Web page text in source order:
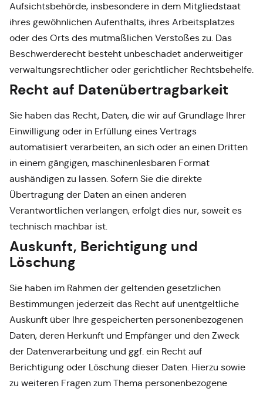
Aufsichtsbehörde, insbesondere in dem Mitgliedstaat
ihres gewöhnlichen Aufenthalts, ihres Arbeitsplatzes
oder des Orts des mutmaßlichen Verstoßes zu. Das
Beschwerderecht besteht unbeschadet anderweitiger
verwaltungsrechtlicher oder gerichtlicher Rechtsbehelfe.
Recht auf Daten­übertrag­barkeit
Sie haben das Recht, Daten, die wir auf Grundlage Ihrer
Einwilligung oder in Erfüllung eines Vertrags
automatisiert verarbeiten, an sich oder an einen Dritten
in einem gängigen, maschinenlesbaren Format
aushändigen zu lassen. Sofern Sie die direkte
Übertragung der Daten an einen anderen
Verantwortlichen verlangen, erfolgt dies nur, soweit es
technisch machbar ist.
Auskunft, Berichtigung und
Löschung
Sie haben im Rahmen der geltenden gesetzlichen
Bestimmungen jederzeit das Recht auf unentgeltliche
Auskunft über Ihre gespeicherten personenbezogenen
Daten, deren Herkunft und Empfänger und den Zweck
der Datenverarbeitung und ggf. ein Recht auf
Berichtigung oder Löschung dieser Daten. Hierzu sowie
zu weiteren Fragen zum Thema personenbezogene